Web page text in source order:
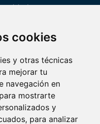
cookies
y otras técnicas
mejorar tu
navegación en
mostrarte
y
para analizar